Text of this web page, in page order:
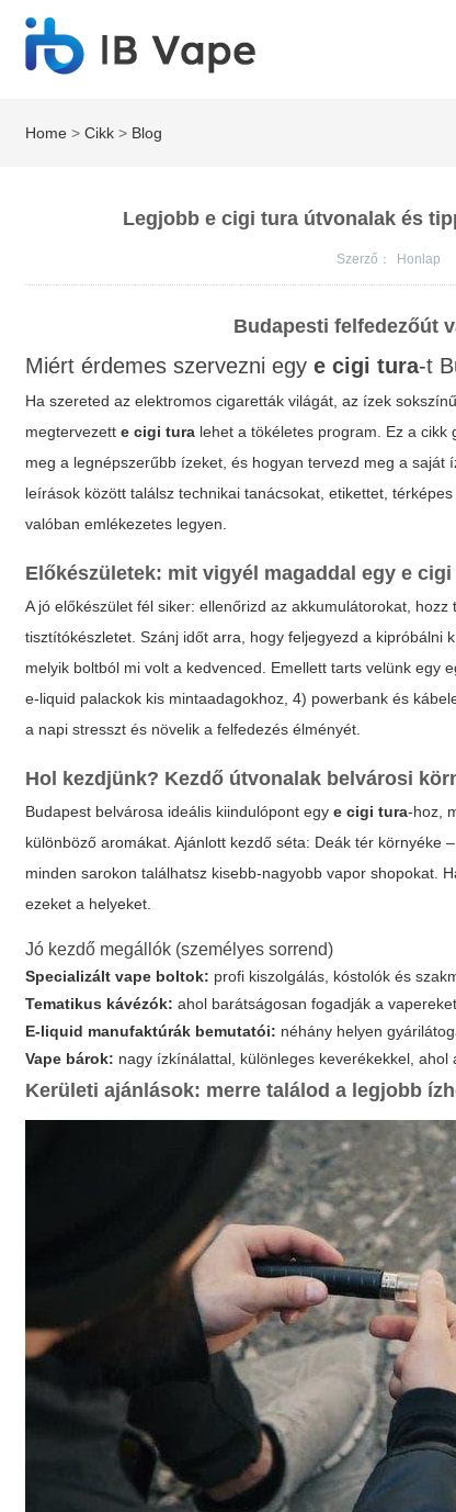
Home >Cikk > Blog
Legjobb e cigi tura útvonalak és
Szerző： Honlap
Budapesti felfedezőút
Miért érdemes szervezni egye cigi tura-t
Ha szereted az elektromos cigaretták világát, az ízek
megtervezette cigi tura lehet a tökéletes program. Ez a
meg a legnépszerűbb ízeket, és hogyan tervezd meg a
leírások között találsz technikai tanácsokat, etikettet,
valóban emlékezetes legyen.
Előkészületek: mit vigyél magaddal egye
A jó előkészület fél siker: ellenőrizd az akkumulátorokat,
tisztítókészletet. Szánj időt arra, hogy feljegyezd a kipróbálni
melyik boltból mi volt a kedvenced. Emellett tarts velünk egy
e-liquid palackok kis mintaadagokhoz, 4) powerbank és
a napi stresszt és növelik a felfedezés élményét.
Hol kezdjünk? Kezdő útvonalak belvárosi
Budapest belvárosa ideális kiindulópont egye cigi tura-hoz,
különböző aromákat. Ajánlott kezdő séta: Deák tér környéke
minden sarokon találhatsz kisebb-nagyobb vapor shopokat.
ezeket a helyeket.
Jó kezdő megállók (személyes sorrend)
Specializált vape boltok: profi kiszolgálás, kóstolók és
Tematikus kávézók: ahol barátságosan fogadják a
E-liquid manufaktúrák bemutatói: néhány helyen
Vape bárok: nagy ízkínálattal, különleges keverékekkel,
Kerületi ajánlások: merre találod a legjobb